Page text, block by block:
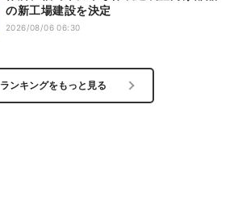
の新工場建設を決定
2026/08/06 06:30
ランキングをもっと見る